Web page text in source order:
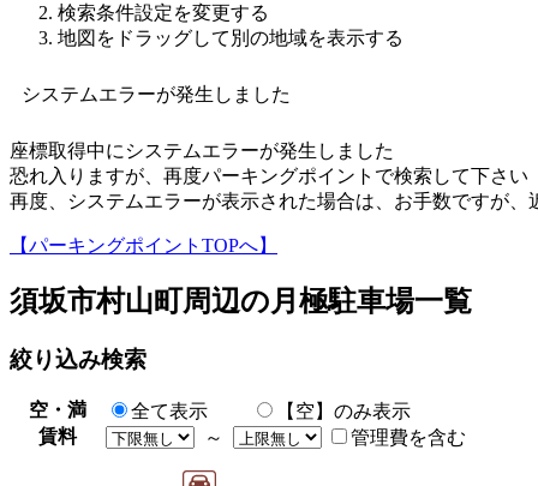
検索条件設定を変更する
地図をドラッグして別の地域を表示する
システムエラーが発生しました
座標取得中にシステムエラーが発生しました
恐れ入りますが、再度パーキングポイントで検索して下さい
再度、システムエラーが表示された場合は、お手数ですが
【パーキングポイントTOPへ】
須坂市村山町 周辺の月極駐車場一覧
絞り込み検索
空・満 全て表示
【空】のみ表示
賃料
～ 管理費を含む